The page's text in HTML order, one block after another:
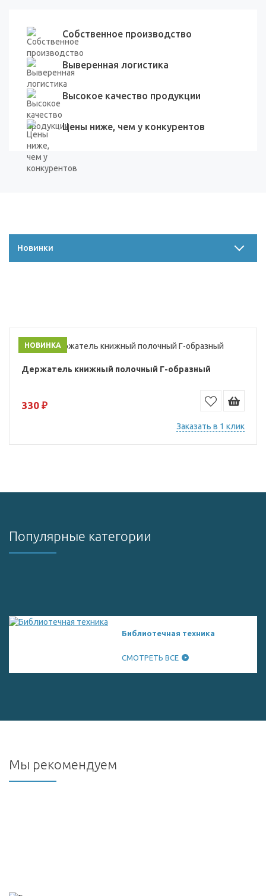
Собственное производство
Выверенная логистика
Высокое качество продукции
Цены ниже, чем у конкурентов
Новинки
НОВИНКА
Держатель книжный полочный Г-образный
330 ₽
Заказать в 1 клик
Популярные категории
Библиотечная техника
СМОТРЕТЬ ВСЕ
Мы рекомендуем